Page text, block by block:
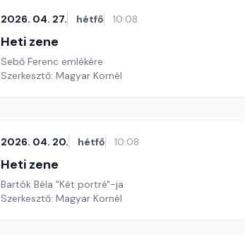
2026. 04. 27. hétfő 10:08
Heti zene
Sebő Ferenc emlékére
Szerkesztő: Magyar Kornél
2026. 04. 20. hétfő 10:08
Heti zene
Bartók Béla "Két portré"-ja
Szerkesztő: Magyar Kornél